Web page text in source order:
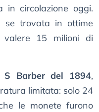
in circolazione oggi.
se trovata in ottime
valere 15 milioni di
S Barber del 1894,
limitata: solo 24
le monete furono